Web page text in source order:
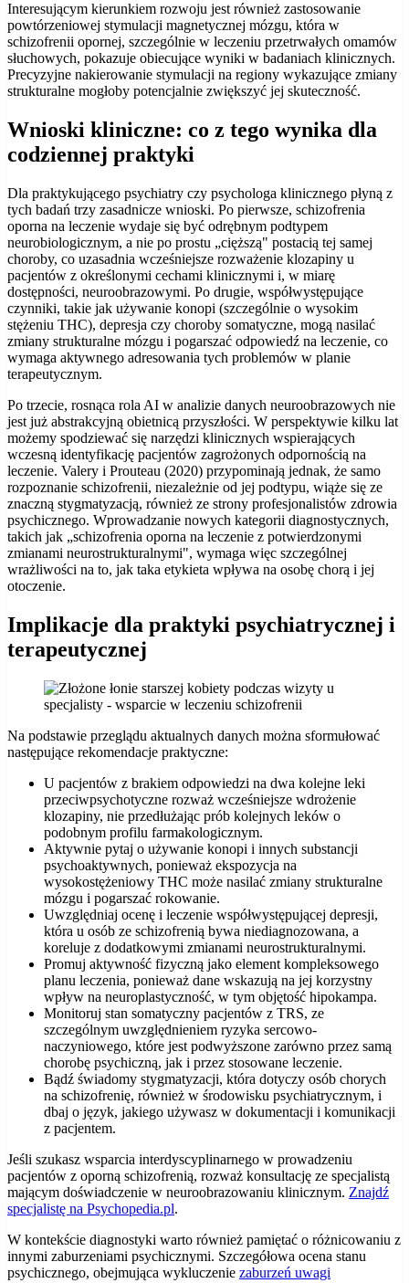
Interesującym kierunkiem rozwoju jest również zastosowanie
powtórzeniowej stymulacji magnetycznej mózgu, która w
schizofrenii opornej, szczególnie w leczeniu przetrwałych omamów
słuchowych, pokazuje obiecujące wyniki w badaniach klinicznych.
Precyzyjne nakierowanie stymulacji na regiony wykazujące zmiany
strukturalne mogłoby potencjalnie zwiększyć jej skuteczność.
Wnioski kliniczne: co z tego wynika dla
codziennej praktyki
Dla praktykującego psychiatry czy psychologa klinicznego płyną z
tych badań trzy zasadnicze wnioski. Po pierwsze, schizofrenia
oporna na leczenie wydaje się być odrębnym podtypem
neurobiologicznym, a nie po prostu „cięższą" postacią tej samej
choroby, co uzasadnia wcześniejsze rozważenie klozapiny u
pacjentów z określonymi cechami klinicznymi i, w miarę
dostępności, neuroobrazowymi. Po drugie, współwystępujące
czynniki, takie jak używanie konopi (szczególnie o wysokim
stężeniu THC), depresja czy choroby somatyczne, mogą nasilać
zmiany strukturalne mózgu i pogarszać odpowiedź na leczenie, co
wymaga aktywnego adresowania tych problemów w planie
terapeutycznym.
Po trzecie, rosnąca rola AI w analizie danych neuroobrazowych nie
jest już abstrakcyjną obietnicą przyszłości. W perspektywie kilku lat
możemy spodziewać się narzędzi klinicznych wspierających
wczesną identyfikację pacjentów zagrożonych odpornością na
leczenie. Valery i Prouteau (2020) przypominają jednak, że samo
rozpoznanie schizofrenii, niezależnie od jej podtypu, wiąże się ze
znaczną stygmatyzacją, również ze strony profesjonalistów zdrowia
psychicznego. Wprowadzanie nowych kategorii diagnostycznych,
takich jak „schizofrenia oporna na leczenie z potwierdzonymi
zmianami neurostrukturalnymi", wymaga więc szczególnej
wrażliwości na to, jak taka etykieta wpływa na osobę chorą i jej
otoczenie.
Implikacje dla praktyki psychiatrycznej i
terapeutycznej
Na podstawie przeglądu aktualnych danych można sformułować
następujące rekomendacje praktyczne:
U pacjentów z brakiem odpowiedzi na dwa kolejne leki
przeciwpsychotyczne rozważ wcześniejsze wdrożenie
klozapiny, nie przedłużając prób kolejnych leków o
podobnym profilu farmakologicznym.
Aktywnie pytaj o używanie konopi i innych substancji
psychoaktywnych, ponieważ ekspozycja na
wysokostężeniowy THC może nasilać zmiany strukturalne
mózgu i pogarszać rokowanie.
Uwzględniaj ocenę i leczenie współwystępującej depresji,
która u osób ze schizofrenią bywa niediagnozowana, a
koreluje z dodatkowymi zmianami neurostrukturalnymi.
Promuj aktywność fizyczną jako element kompleksowego
planu leczenia, ponieważ dane wskazują na jej korzystny
wpływ na neuroplastyczność, w tym objętość hipokampa.
Monitoruj stan somatyczny pacjentów z TRS, ze
szczególnym uwzględnieniem ryzyka sercowo-
naczyniowego, które jest podwyższone zarówno przez samą
chorobę psychiczną, jak i przez stosowane leczenie.
Bądź świadomy stygmatyzacji, która dotyczy osób chorych
na schizofrenię, również w środowisku psychiatrycznym, i
dbaj o język, jakiego używasz w dokumentacji i komunikacji
z pacjentem.
Jeśli szukasz wsparcia interdyscyplinarnego w prowadzeniu
pacjentów z oporną schizofrenią, rozważ konsultację ze specjalistą
mającym doświadczenie w neuroobrazowaniu klinicznym. Znajdź
specjalistę na Psychopedia.pl.
W kontekście diagnostyki warto również pamiętać o różnicowaniu z
innymi zaburzeniami psychicznymi. Szczegółowa ocena stanu
psychicznego, obejmująca wykluczenie zaburzeń uwagi